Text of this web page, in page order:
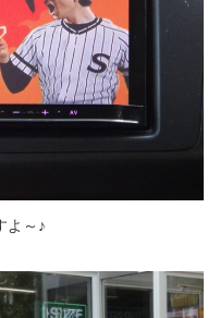
よ～♪